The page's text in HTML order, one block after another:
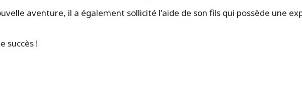
aventure, il a également sollicité l'aide de son fils qui possède une
succès !